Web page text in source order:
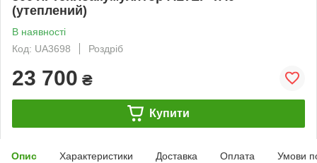
(утеплений)
В наявності
Код: UA3698
Роздріб
23 700 ₴
Купити
Опис Характеристики Доставка Оплата Умови